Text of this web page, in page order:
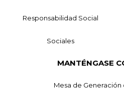
Responsabilidad Social
Sociales
MANTÉNGASE
Mesa de